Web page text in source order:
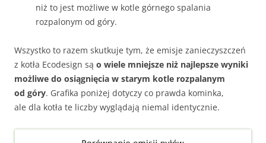
niż to jest możliwe w kotle górnego spalania
rozpalonym od góry.
Wszystko to razem skutkuje tym, że emisje zanieczyszczeń
z kotła Ecodesign są o wiele mniejsze niż najlepsze wyniki
możliwe do osiągnięcia w starym kotle rozpalanym
od góry. Grafika poniżej dotyczy co prawda kominka,
ale dla kotła te liczby wyglądają niemal identycznie.